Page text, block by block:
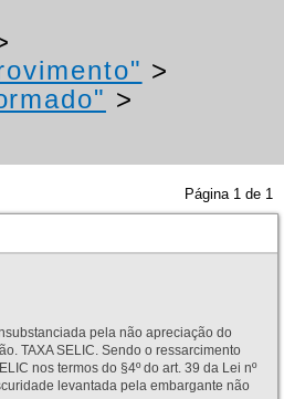
>
>
Página 1 de 1
pela não apreciação do
TAXA SELIC. Sendo o ressarcimento
nos termos do §4º do art. 39 da Lei nº
levantada pela embargante não